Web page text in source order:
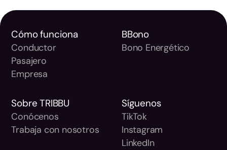
Sobre TRIBBU
Conócenos
Trabaja con nosotros
Cómo funciona
Conductor
Pasajero
Empresa
BBono
Bono Energético
Síguenos
TikTok
Instagram
LinkedIn